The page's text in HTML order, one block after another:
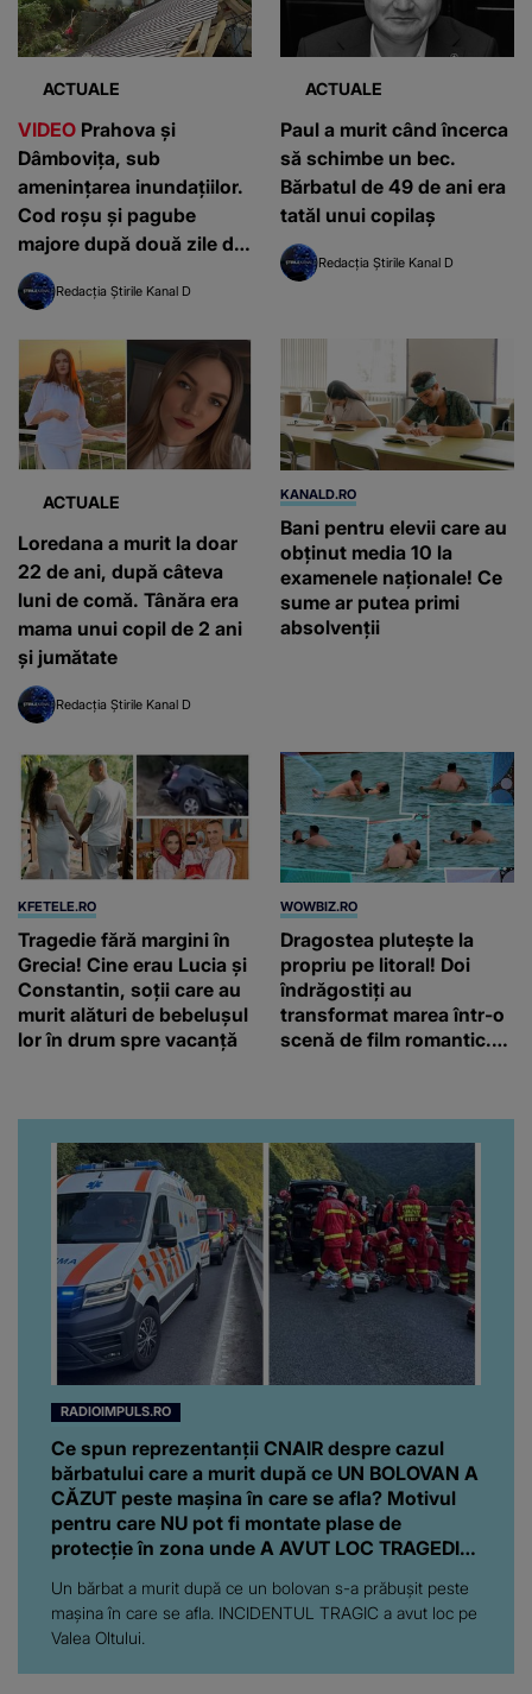
ACTUALE
VIDEO Prahova și
Dâmbovița, sub
amenințarea inundațiilor.
Cod roșu și pagube
majore după două zile de
furtuni: ”Nu mai am
nimic”Redacția Știrile Kanal D
ACTUALE
Paul a murit când încerca
să schimbe un bec.
Bărbatul de 49 de ani era
tatăl unui copilaș
Redacția Știrile Kanal D
ACTUALE
Loredana a murit la doar
22 de ani, după câteva
luni de comă. Tânăra era
mama unui copil de 2 ani
și jumătate
Redacția Știrile Kanal D
KANALD.RO
Bani pentru elevii care au
obținut media 10 la
examenele naționale! Ce
sume ar putea primi
absolvenții
KFETELE.RO
Tragedie fără margini în
Grecia! Cine erau Lucia și
Constantin, soții care au
murit alături de bebelușul
lor în drum spre vacanță
WOWBIZ.RO
Dragostea plutește la
propriu pe litoral! Doi
îndrăgostiți au
transformat marea într-o
scenă de film romantic.
RADIOIMPULS.RO
Ce spun reprezentanții CNAIR despre cazul
bărbatului care a murit după ce UN BOLOVAN A
CĂZUT peste mașina în care se afla? Motivul
pentru care NU pot fi montate plase de
protecție în zona unde A AVUT LOC TRAGEDIA:
Un bărbat a murit după ce un bolovan s-a prăbușit peste
mașina în care se afla. INCIDENTUL TRAGIC a avut loc pe
Valea Oltului.